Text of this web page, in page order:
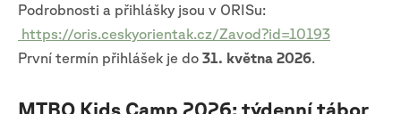
Podrobnosti a přihlášky jsou v ORISu:
https://oris.ceskyorientak.cz/Zavod?id=10193
První termín přihlášek je do 31. května 2026.
MTBO Kids Camp 2026: týdenní tábor